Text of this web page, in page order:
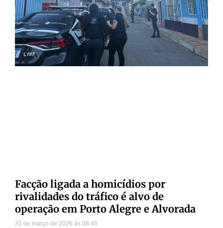
Facção ligada a homicídios por
rivalidades do tráfico é alvo de
operação em Porto Alegre e Alvorada
31 de março de 2026 08:46